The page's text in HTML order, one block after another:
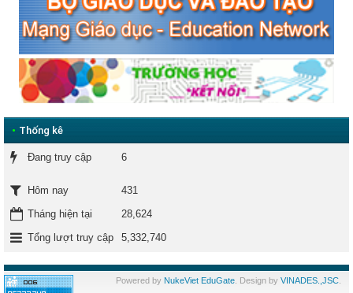
• Thống kê
Đang truy cập 6
Hôm nay
431
Tháng hiện tại
28,624
Tổng lượt truy cập
5,332,740
Powered by NukeViet EduGate. Design by VINADES.,JSC.